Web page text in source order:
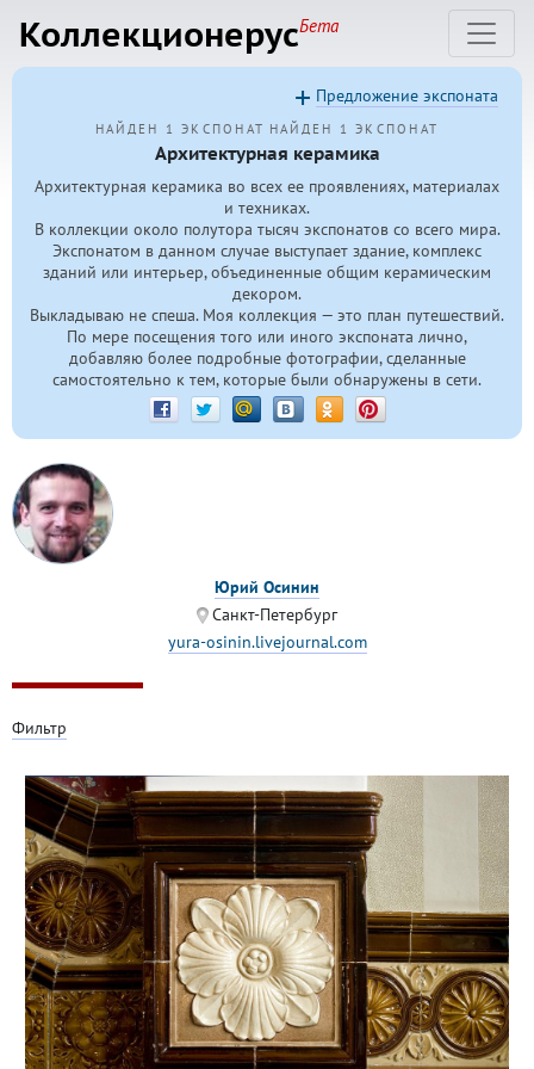
КоллекционерусБета
НАЙДЕН 1 ЭКСПОНАТ НАЙДЕН 1 ЭКСПОНАТ
Архитектурная керамика
Архитектурная керамика во всех ее проявлениях, материалах
и техниках.
В коллекции около полутора тысяч экспонатов со всего мира.
Экспонатом в данном случае выступает здание, комплекс
зданий или интерьер, объединенные общим керамическим
декором.
Выкладываю не спеша. Моя коллекция — это план путешествий.
По мере посещения того или иного экспоната лично,
добавляю более подробные фотографии, сделанные
самостоятельно к тем, которые были обнаружены в сети.
Предложение экспоната
Юрий Осинин
Санкт-Петербург
yura-osinin.livejournal.com
Фильтр